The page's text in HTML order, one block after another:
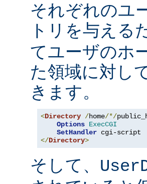
それぞれのユ
トリを与える
てユーザのホ
た領域に対し
きます。
<Directory /home/*/
Options ExecCGI
SetHandler
</Directory>
そして、